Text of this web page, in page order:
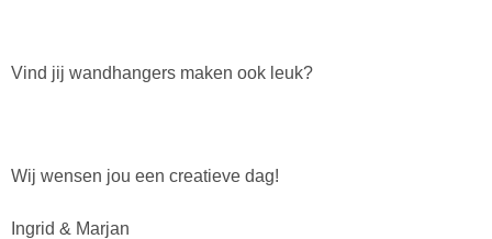
Vind jij wandhangers maken ook leuk?
Wij wensen jou een creatieve dag!
Ingrid & Marjan